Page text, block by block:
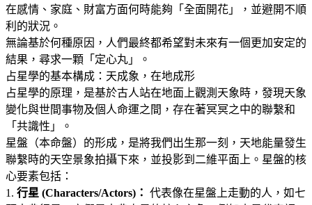
在感情、家庭、財富方面何時能夠「全面開花」，並避開不順
利的狀況 。
無論基於何種原因，人們最終都希望對未來有一個更加安定的
結果，尋求一顆「定心丸」
。
占星學的基本構成：天成象，在地成形
占星學的原理，是基於古人站在地面上觀測天象時，發現天象
變化與世間事物及個人命運之間，存在著冥冥之中的聯繫和
「共識性」
。
星盤（本命盤）的形成，是將我們出生那一刻，天地能量發生
聯繫時的天空景象拍攝下來，並投影到二維平面上 。星盤的核
心要素包括 ：
1. 行星 (Characters/Actors)： 代表像在星盤上走動的人，如七